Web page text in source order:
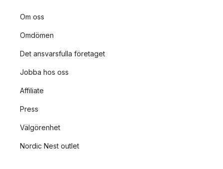
Om oss
Omdömen
Det ansvarsfulla företaget
Jobba hos oss
Affiliate
Press
Välgörenhet
Nordic Nest outlet